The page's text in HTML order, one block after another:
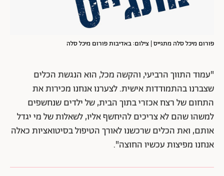
פורום מיכל סלה מתגייס | צילום: באדיבות פורום מיכל סלה
"עמוד התווך הרביעי, והקשה מכל, הוא הנגשת הכלים
שצברנו בהתמודדות אישית. לצערנו אנחנו מכירות את
התחום של רצח אכזרי בתוך הבית, של ילדים שנחשפים
למשהו שהם לא צריכים להיחשף אליו, לשאלות של מי יגדל
אותם, ואת הכלים שרכשנו לאורך הטיפול בסיטואציות כאלה
אנחנו מפיצות עכשיו החוצה".